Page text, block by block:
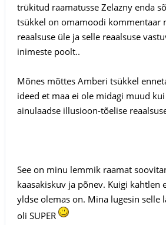
trükitud raamatusse Zelazny enda
tsükkel on omamoodi kommentaar
reaalsuse üle ja selle reaalsuse
inimeste poolt..
Mõnes mõttes Amberi tsükkel
ideed et maa ei ole midagi muud
ainulaadse illusioon-tõelise
See on minu lemmik raamat
kaasakiskuv ja põnev. Kuigi kahtlen
yldse olemas on. Mina lugesin selle
oli SUPER